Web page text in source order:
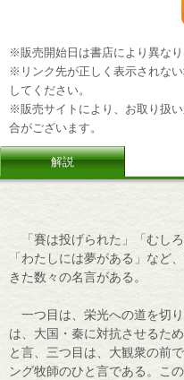
※販売開始日は書店により異なり
※リンク先が正しく表示されな
してください。
※販売サイトにより、お取り扱
合がございます。
解説
「賽は投げられた」「むしろ
「わたしには夢がある」など
きた数々の名言がある。
一つ目は、栄光への道を切
は、大国・秦に対抗させるた
と言、三つ目は、大観衆の前
ング牧師のひと言である。こ